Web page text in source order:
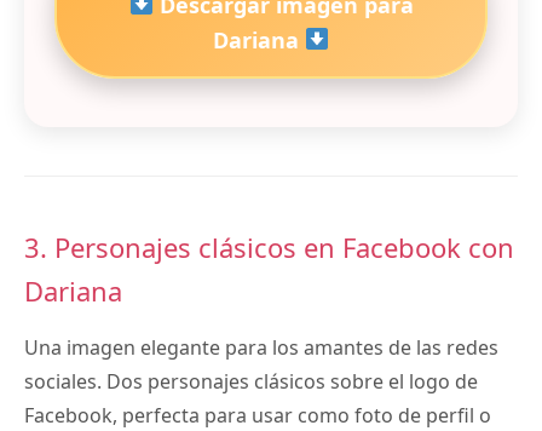
Dariana
3. Personajes clásicos en Facebook con
Dariana
Una imagen elegante para los amantes de las redes
sociales. Dos personajes clásicos sobre el logo de
Facebook, perfecta para usar como foto de perfil o